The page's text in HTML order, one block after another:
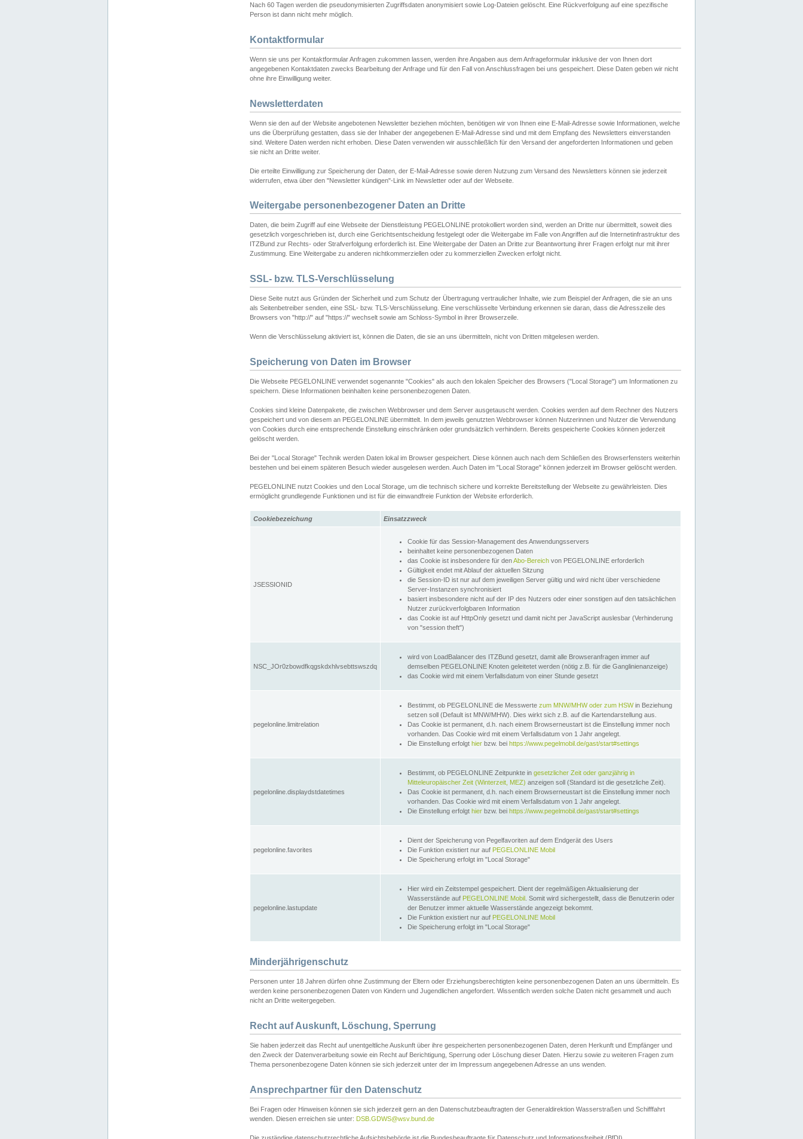
Nach 60 Tagen werden die pseudonymisierten Zugriffsdaten anonymisiert sowie Log-Dateien gelöscht. Eine Rückverfolgung auf eine spezifische
Person ist dann nicht mehr möglich.
Kontaktformular
Wenn sie uns per Kontaktformular Anfragen zukommen lassen, werden ihre Angaben aus dem Anfrageformular inklusive der von Ihnen dort
angegebenen Kontaktdaten zwecks Bearbeitung der Anfrage und für den Fall von Anschlussfragen bei uns gespeichert. Diese Daten geben wir nicht
ohne ihre Einwilligung weiter.
Newsletterdaten
Wenn sie den auf der Website angebotenen Newsletter beziehen möchten, benötigen wir von Ihnen eine E-Mail-Adresse sowie Informationen, welche
uns die Überprüfung gestatten, dass sie der Inhaber der angegebenen E-Mail-Adresse sind und mit dem Empfang des Newsletters einverstanden
sind. Weitere Daten werden nicht erhoben. Diese Daten verwenden wir ausschließlich für den Versand der angeforderten Informationen und geben
sie nicht an Dritte weiter.
Die erteilte Einwilligung zur Speicherung der Daten, der E-Mail-Adresse sowie deren Nutzung zum Versand des Newsletters können sie jederzeit
widerrufen, etwa über den "Newsletter kündigen"-Link im Newsletter oder auf der Webseite.
Weitergabe personenbezogener Daten an Dritte
Daten, die beim Zugriff auf eine Webseite der Dienstleistung PEGELONLINE protokolliert worden sind, werden an Dritte nur übermittelt, soweit dies
gesetzlich vorgeschrieben ist, durch eine Gerichtsentscheidung festgelegt oder die Weitergabe im Falle von Angriffen auf die Internetinfrastruktur des
ITZBund zur Rechts- oder Strafverfolgung erforderlich ist. Eine Weitergabe der Daten an Dritte zur Beantwortung ihrer Fragen erfolgt nur mit ihrer
Zustimmung. Eine Weitergabe zu anderen nichtkommerziellen oder zu kommerziellen Zwecken erfolgt nicht.
SSL- bzw. TLS-Verschlüsselung
Diese Seite nutzt aus Gründen der Sicherheit und zum Schutz der Übertragung vertraulicher Inhalte, wie zum Beispiel der Anfragen, die sie an uns
als Seitenbetreiber senden, eine SSL- bzw. TLS-Verschlüsselung. Eine verschlüsselte Verbindung erkennen sie daran, dass die Adresszeile des
Browsers von "http://" auf "https://" wechselt sowie am Schloss-Symbol in ihrer Browserzeile.
Wenn die Verschlüsselung aktiviert ist, können die Daten, die sie an uns übermitteln, nicht von Dritten mitgelesen werden.
Speicherung von Daten im Browser
Die Webseite PEGELONLINE verwendet sogenannte "Cookies" als auch den lokalen Speicher des Browsers ("Local Storage") um Informationen zu
speichern. Diese Informationen beinhalten keine personenbezogenen Daten.
Cookies sind kleine Datenpakete, die zwischen Webbrowser und dem Server ausgetauscht werden. Cookies werden auf dem Rechner des Nutzers
gespeichert und von diesem an PEGELONLINE übermittelt. In dem jeweils genutzten Webbrowser können Nutzerinnen und Nutzer die Verwendung
von Cookies durch eine entsprechende Einstellung einschränken oder grundsätzlich verhindern. Bereits gespeicherte Cookies können jederzeit
gelöscht werden.
Bei der "Local Storage" Technik werden Daten lokal im Browser gespeichert. Diese können auch nach dem Schließen des Browserfensters weiterhin
bestehen und bei einem späteren Besuch wieder ausgelesen werden. Auch Daten im "Local Storage" können jederzeit im Browser gelöscht werden.
PEGELONLINE nutzt Cookies und den Local Storage, um die technisch sichere und korrekte Bereitstellung der Webseite zu gewährleisten. Dies
ermöglicht grundlegende Funktionen und ist für die einwandfreie Funktion der Website erforderlich.
Cookiebezeichung Einsatzzweck
JSESSIONID
Cookie für das Session-Management des Anwendungsservers
beinhaltet keine personenbezogenen Daten
das Cookie ist insbesondere für denAbo-Bereich von PEGELONLINE erforderlich
Gültigkeit endet mit Ablauf der aktuellen Sitzung
die Session-ID ist nur auf dem jeweiligen Server gültig und wird nicht über verschiedene
Server-Instanzen synchronisiert
basiert insbesondere nicht auf der IP des Nutzers oder einer sonstigen auf den tatsächlichen
Nutzer zurückverfolgbaren Information
das Cookie ist auf HttpOnly gesetzt und damit nicht per JavaScript auslesbar (Verhinderung
von "session theft")
NSC_JOr0zbowdfkqgskdxhlvsebttswszdq
wird von LoadBalancer des ITZBund gesetzt, damit alle Browseranfragen immer auf
demselben PEGELONLINE Knoten geleitetet werden (nötig z.B. für die Ganglinienanzeige)
das Cookie wird mit einem Verfallsdatum von einer Stunde gesetzt
pegelonline.limitrelation
Bestimmt, ob PEGELONLINE die Messwerte zum MNW/MHW oder zum HSWin Beziehung
setzen soll (Default ist MNW/MHW). Dies wirkt sich z.B. auf die Kartendarstellung aus.
Das Cookie ist permanent, d.h. nach einem Browserneustart ist die Einstellung immer noch
vorhanden. Das Cookie wird mit einem Verfallsdatum von 1 Jahr angelegt.
Die Einstellung erfolgt hier bzw. bei https://www.pegelmobil.de/gast/start#settings
pegelonline.displaydstdatetimes
Bestimmt, ob PEGELONLINE Zeitpunkte in gesetzlicher Zeit oder ganzjährig in
Mitteleuropäischer Zeit (Winterzeit, MEZ) anzeigen soll (Standard ist die gesetzliche Zeit).
Das Cookie ist permanent, d.h. nach einem Browserneustart ist die Einstellung immer noch
vorhanden. Das Cookie wird mit einem Verfallsdatum von 1 Jahr angelegt.
Die Einstellung erfolgt hier bzw. bei https://www.pegelmobil.de/gast/start#settings
pegelonline.favorites
Dient der Speicherung von Pegelfavoriten auf dem Endgerät des Users
Die Funktion existiert nur auf PEGELONLINE Mobil
Die Speicherung erfolgt im "Local Storage"
pegelonline.lastupdate
Hier wird ein Zeitstempel gespeichert. Dient der regelmäßigen Aktualisierung der
Wasserstände auf PEGELONLINE Mobil . Somit wird sichergestellt, dass die Benutzerin oder
der Benutzer immer aktuelle Wasserstände angezeigt bekommt.
Die Funktion existiert nur auf PEGELONLINE Mobil
Die Speicherung erfolgt im "Local Storage"
Minderjährigenschutz
Personen unter 18 Jahren dürfen ohne Zustimmung der Eltern oder Erziehungsberechtigten keine personenbezogenen Daten an uns übermitteln. Es
werden keine personenbezogenen Daten von Kindern und Jugendlichen angefordert. Wissentlich werden solche Daten nicht gesammelt und auch
nicht an Dritte weitergegeben.
Recht auf Auskunft, Löschung, Sperrung
Sie haben jederzeit das Recht auf unentgeltliche Auskunft über ihre gespeicherten personenbezogenen Daten, deren Herkunft und Empfänger und
den Zweck der Datenverarbeitung sowie ein Recht auf Berichtigung, Sperrung oder Löschung dieser Daten. Hierzu sowie zu weiteren Fragen zum
Thema personenbezogene Daten können sie sich jederzeit unter der im Impressum angegebenen Adresse an uns wenden.
Ansprechpartner für den Datenschutz
Bei Fragen oder Hinweisen können sie sich jederzeit gern an den Datenschutzbeauftragten der Generaldirektion Wasserstraßen und Schifffahrt
wenden. Diesen erreichen sie unter: DSB.GDWS@wsv.bund.de